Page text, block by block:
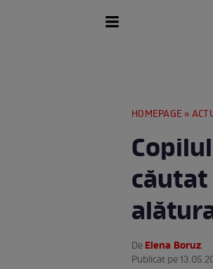
HOMEPAGE »
DeElena Boruz.
Publicat pe